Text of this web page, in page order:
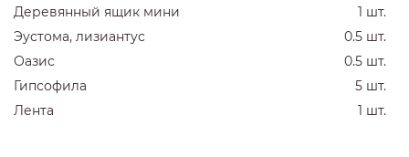
Деревянный ящик мини
1 шт.
Эустома, лизиантус
0.5 шт.
Оазис
0.5 шт.
Гипсофила
5 шт.
Лента
1 шт.